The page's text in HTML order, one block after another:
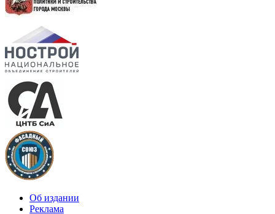
Об издании
Реклама